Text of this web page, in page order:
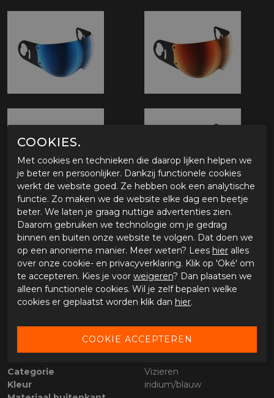
OMSCHRIJVING ROOF BOXER V8/ALPHA VISOR
Eigenschappen ROOF Vizier Boxer V8 RO5
Vervangend vizier voor ROOF Boxer V8
Geschikt voor ROOF New Boxer V8 en V8 S
SPECIFICATIES ROOF BOXER V8/ALPHA VISOR
Categorie
Vizieren
Kleur
iridium/blauw
COOKIES.
Met cookies en technieken die daarop lijken helpen we
je beter en persoonlijker. Dankzij functionele cookies
werkt de website goed. Ze hebben ook een analytische
functie. Zo maken we de website elke dag een beetje
beter. We laten je graag nuttige advertenties zien.
Daarom gebruiken we technologie om je gedrag
binnen en buiten onze website te volgen. Dat doen we
op een anonieme manier. Meer weten? Lees hier alles
over onze cookie- en privacyverklaring. Klik op 'Oké' om
te accepteren. Kies je voor weigeren? Dan plaatsen we
alleen functionele cookies. Wil je zelf bepalen welke
cookies er geplaatst worden klik dan hier.